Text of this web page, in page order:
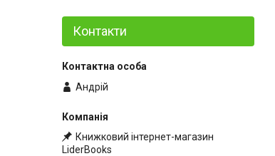
Контакти
Андрій
Книжковий інтернет-магазин
LiderBooks